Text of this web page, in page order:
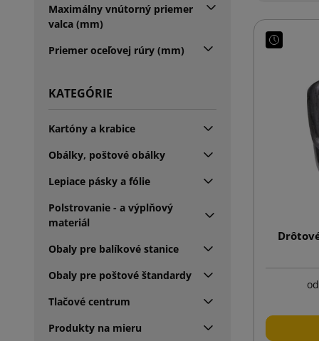
Maximálny vnútorný priemer
valca (mm)
Priemer oceľovej rúry (mm)
KATEGÓRIE
Kartóny a krabice
Obálky, poštové obálky
Lepiace pásky a fólie
Polstrovanie - a výplňový
materiál
Obaly pre balíkové stanice
Obaly pre poštové štandardy
Tlačové centrum
Produkty na mieru
od